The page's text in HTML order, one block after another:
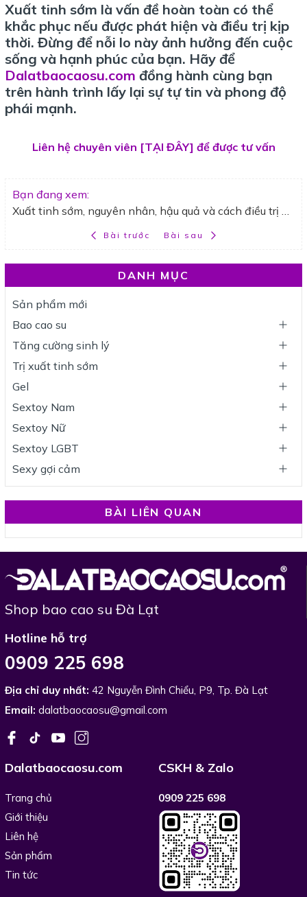
Xuất tinh sớm là vấn đề hoàn toàn có thể
khắc phục nếu được phát hiện và điều trị kịp
thời. Đừng để nỗi lo này ảnh hưởng đến cuộc
sống và hạnh phúc của bạn. Hãy để
Dalatbaocaosu.com đồng hành cùng bạn
trên hành trình lấy lại sự tự tin và phong độ
phái mạnh.
Liên hệ chuyên viên [TẠI ĐÂY] để được tư vấn
Bạn đang xem:
Xuất tinh sớm, nguyên nhân, hậu quả và cách điều trị hiệu quả
Bài trước Bài sau
DANH MỤC
Sản phẩm mới
Bao cao su
Tăng cường sinh lý
Trị xuất tinh sớm
Gel
Sextoy Nam
Sextoy Nữ
Sextoy LGBT
Sexy gợi cảm
BÀI LIÊN QUAN
Shop bao cao su Đà Lạt
Hotline hỗ trợ
0909 225 698
Địa chỉ duy nhất: 42 Nguyễn Đình Chiểu, P9, Tp. Đà Lạt
Email: dalatbaocaosu@gmail.com
Dalatbaocaosu.com
Trang chủ
Giới thiệu
Liên hệ
Sản phẩm
Tin tức
CSKH & Zalo
0909 225 698